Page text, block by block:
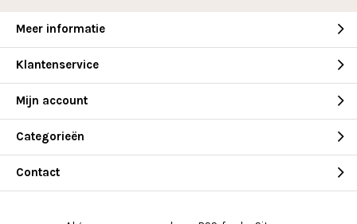
Meer informatie
Klantenservice
Mijn account
Categorieën
Contact